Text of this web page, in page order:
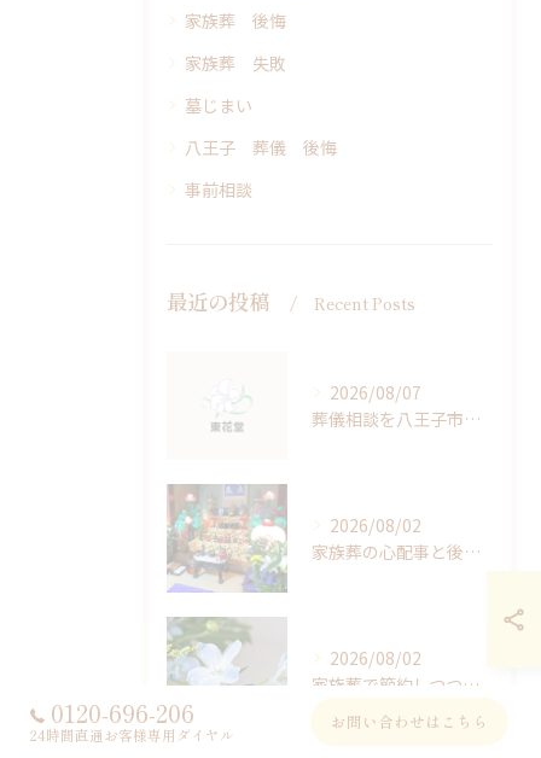
家族葬 後悔
家族葬 失敗
墓じまい
八王子 葬儀 後悔
事前相談
最近の投稿 Recent Posts
2026/08/07
葬儀相談を八王子市東浅川町で始める前に知っておくべき豆知識と費用負担のポイント
2026/08/02
家族葬の心配事と後悔を減らす東京都八王子市で安心の選び方ガイド
2026/08/02
家族葬で節約しつつ東京都八王子市で後悔しないためのポイント解説
0120-696-206
24時間直通お客様専用ダイヤル
お問い合わせはこちら